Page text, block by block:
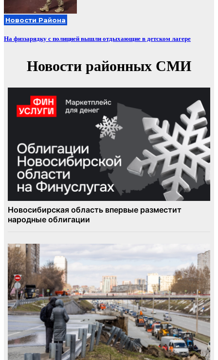
Новости Района
На физзарядку с полицией вышли отдыхающие в детском лагере